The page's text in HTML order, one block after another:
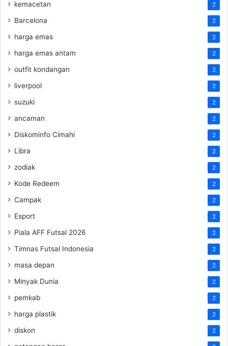
kemacetan 2
Barcelona 2
harga emas 2
harga emas antam 2
outfit kondangan 2
liverpool 2
suzuki 2
ancaman 2
Diskominfo Cimahi 2
Libra 2
zodiak 2
Kode Redeem 2
Campak 2
Esport 2
Piala AFF Futsal 2026 2
Timnas Futsal Indonesia 2
masa depan 2
Minyak Dunia 2
pemkab 2
harga plastik 2
diskon 2